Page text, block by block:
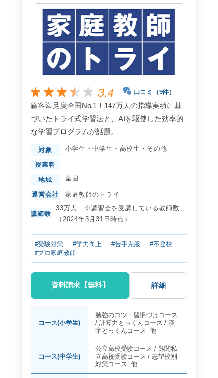
3.4 口コミ（9件）
顧客満足度全国No.1！147万人の指導実績に基
づいたトライ式学習法と、AIを駆使した効率的
な学習プログラムが話題。
対象 小学生 ・ 中学生 ・ 高校生 ・ その他
授業料 -
地域 全国
運営会社 家庭教師のトライ
講師数
33万人 ※講習会を受講している教師数
（2024年3月31日時点）
#受験対策 #学力向上 #苦手克服
#不登校
#プロ家庭教師
資料請求【無料】 詳細
コース(小学生)
勉強のコツ・習慣づけコース
/計算力とっくんコース /漢
字とっくんコース 他
コース(中学生)
公立高校受験コース /難関私
立高校受験コース /志望校別
対策コース 他